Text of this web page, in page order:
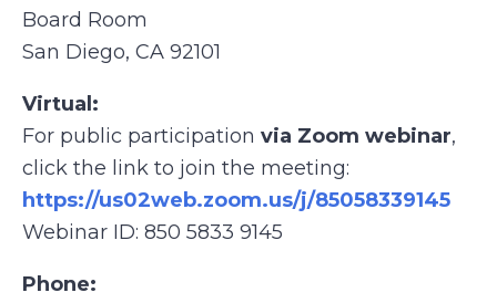
Board Room
San Diego, CA 92101
Virtual:
For public participation via Zoom webinar,
click the link to join the meeting:
https://us02web.zoom.us/j/85058339145
Webinar ID: 850 5833 9145
Phone: